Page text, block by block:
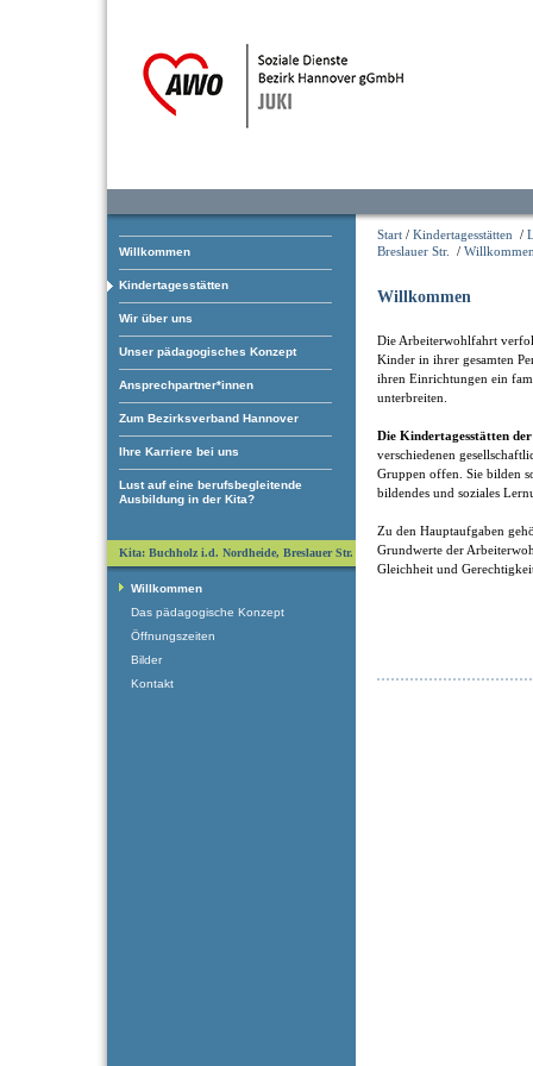
Willkommen
Kindertagesstätten
Wir über uns
Unser pädagogisches Konzept
Ansprechpartner*innen
Zum Bezirksverband Hannover
Ihre Karriere bei uns
Lust auf eine berufsbegleitende
Ausbildung in der Kita?
Start / Kindertagesstätten /
Breslauer Str.
/
Willkommen
Die Arbeiterwohlfahrt
Kinder in ihrer gesamten
ihren Einrichtungen ein
unterbreiten.
Die Kindertagesstätten
verschiedenen
Gruppen offen. Sie bilden
bildendes und soziales
Zu den Hauptaufgaben
Grundwerte der
Gleichheit und
Kita: Buchholz i.d. Nordheide, Breslauer Str.
Willkommen
Das pädagogische Konzept
Öffnungszeiten
Bilder
Kontakt